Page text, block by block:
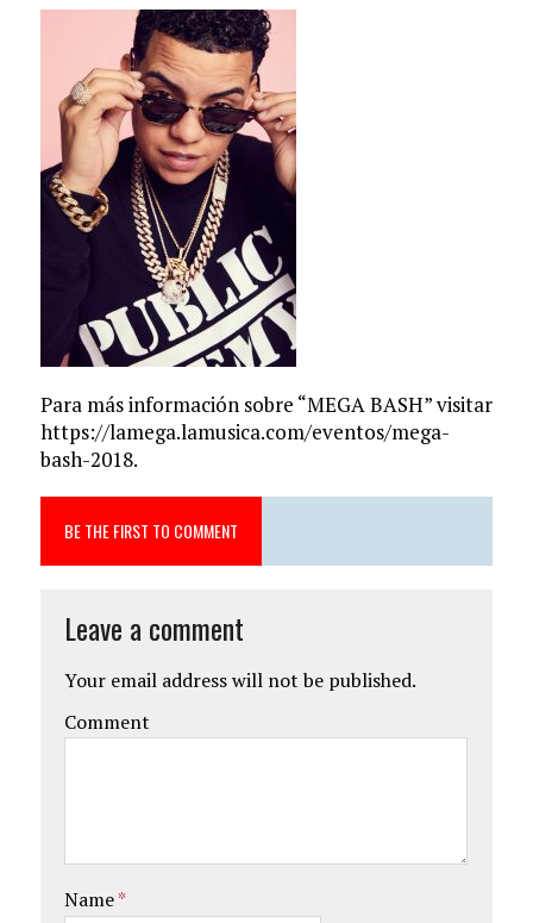
Para más información sobre “MEGA BASH” visitar
https://lamega.lamusica.com/eventos/mega-
bash-2018.
BE THE FIRST TO COMMENT
Leave a comment
Your email address will not be published.
Comment
Name*